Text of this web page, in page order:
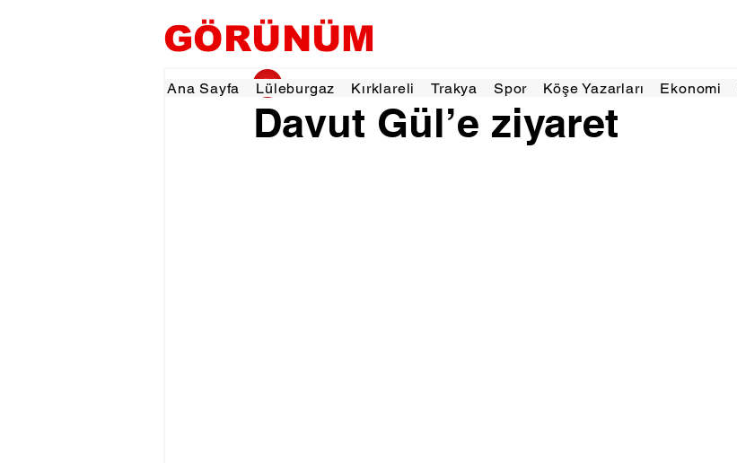
GÖRÜNÜM
Ana Sayfa Lüleburgaz Kırklareli Trakya Spor Köşe Yazarları Ekonomi
Davut Gül’e ziyaret
gorunumhaber 19 Ara 2024 1 dakikada okunur